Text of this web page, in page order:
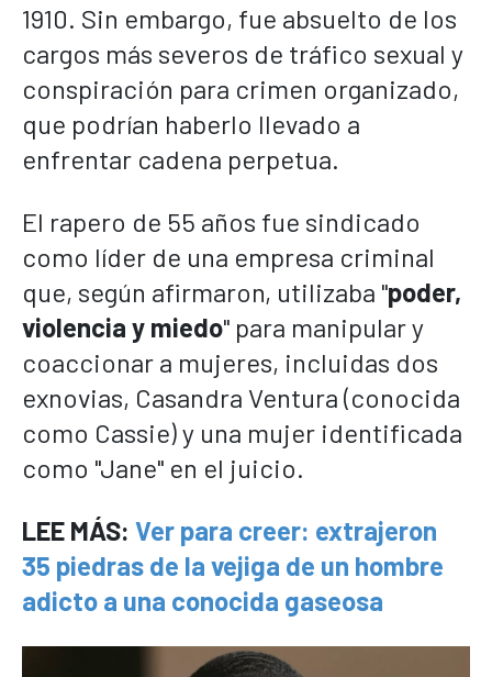
1910. Sin embargo, fue absuelto de los
cargos más severos de tráfico sexual y
conspiración para crimen organizado,
que podrían haberlo llevado a
enfrentar cadena perpetua.
El rapero de 55 años fue sindicado
como líder de una empresa criminal
que, según afirmaron, utilizaba "poder,
violencia y miedo" para manipular y
coaccionar a mujeres, incluidas dos
exnovias, Casandra Ventura (conocida
como Cassie) y una mujer identificada
como "Jane" en el juicio.
LEE MÁS: Ver para creer: extrajeron
35 piedras de la vejiga de un hombre
adicto a una conocida gaseosa